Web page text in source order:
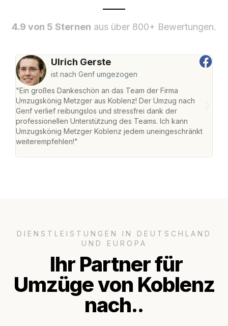
4.9 von 5 Sternen aus über 800+ Bewertungen.
Ulrich Gerste
ist nach Genf umgezogen
"Ein großes Dankeschön an das Team der Firma
Umzugskönig Metzger aus Koblenz! Der Umzug nach
Genf verlief reibungslos und stressfrei dank der
professionellen Unterstützung des Teams. Ich kann
Umzugskönig Metzger Koblenz jedem uneingeschränkt
weiterempfehlen!"
DIENSTLEISTUNGEN IN DEUTSCHLAND
UND EUROPA
Ihr Partner für
Umzüge von Koblenz
nach..